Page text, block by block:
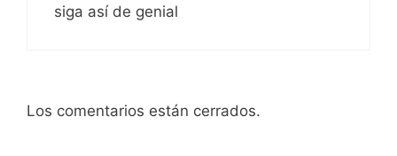
siga así de genial
Los comentarios están cerrados.